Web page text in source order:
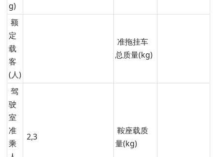
g)
额
定
载
客
(人)
准拖挂车
总质量(kg)
驾
驶
室
准
乘
2,3
鞍座载质
量(kg)